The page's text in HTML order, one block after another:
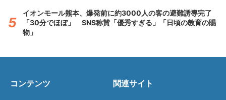
イオンモール熊本、爆発前に約3000人の客の避難誘導完了
「30分でほぼ」 SNS称賛「優秀すぎる」「日頃の教育の賜
物」
コンテンツ 関連サイト